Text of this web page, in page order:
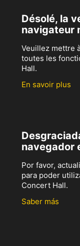
Désolé, la
navigateur
Veuillez mettre
toutes les
Hall.
En savoir plus
navegador
Por favor,
para poder
Concert Hall.
Saber más